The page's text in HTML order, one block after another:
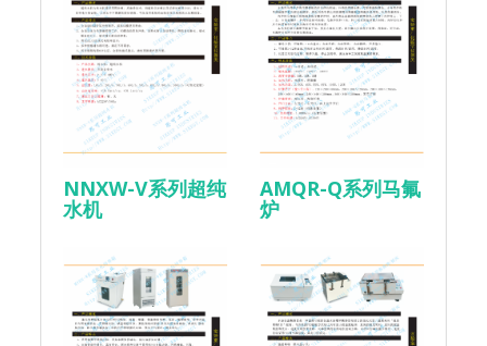
NNXW-V系列超纯
水机
AMQR-Q系列马氟
炉